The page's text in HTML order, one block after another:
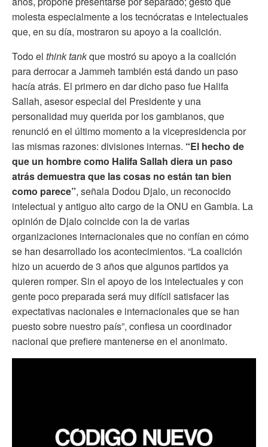
molesta especialmente a los tecnócratas e intelectuales
que, en su día, mostraron su apoyo a la coalición.
Todo el think tankque mostró su apoyo a la coalición
para derrocar a Jammeh también está dando un paso
hacía atrás. El primero en dar dicho paso fue Halifa
Sallah, asesor especial del Presidente y una
personalidad muy querida por los gambianos, que
renunció en el último momento a la vicepresidencia por
las mismas razones: divisiones internas. “El hecho de
que un hombre como Halifa Sallah diera un paso
atrás demuestra que las cosas no están tan bien
como parece”, señala Dodou Djalo, un reconocido
intelectual y antiguo alto cargo de la ONU en Gambia. La
opinión de Djalo coincide con la de varias
organizaciones internacionales que no confían en cómo
se han desarrollado los acontecimientos. “La coalición
hizo un acuerdo de 3 años que algunos partidos ya
quieren romper. Sin el apoyo de los intelectuales y con
gente poco preparada será muy difícil satisfacer las
expectativas nacionales e internacionales que se han
puesto sobre nuestro país”, confiesa un coordinador
nacional que prefiere mantenerse en el anonimato.